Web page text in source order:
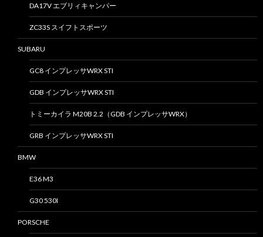
DA17V エブリィキャンパー
ZC33S スイフトスポーツ
SUBARU
GC8 インプレッサWRX STI
GDB インプレッサWRX STI
トミーカイラ M20B 2.2（GDB インプレッサWRX）
GRB インプレッサWRX STI
BMW
E36 M3
G30 530I
PORSCHE